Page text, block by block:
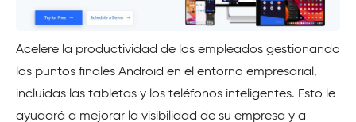
Acelere la productividad de los empleados gestionando
los puntos finales Android en el entorno empresarial,
incluidas las tabletas y los teléfonos inteligentes. Esto le
ayudará a mejorar la visibilidad de su empresa y a